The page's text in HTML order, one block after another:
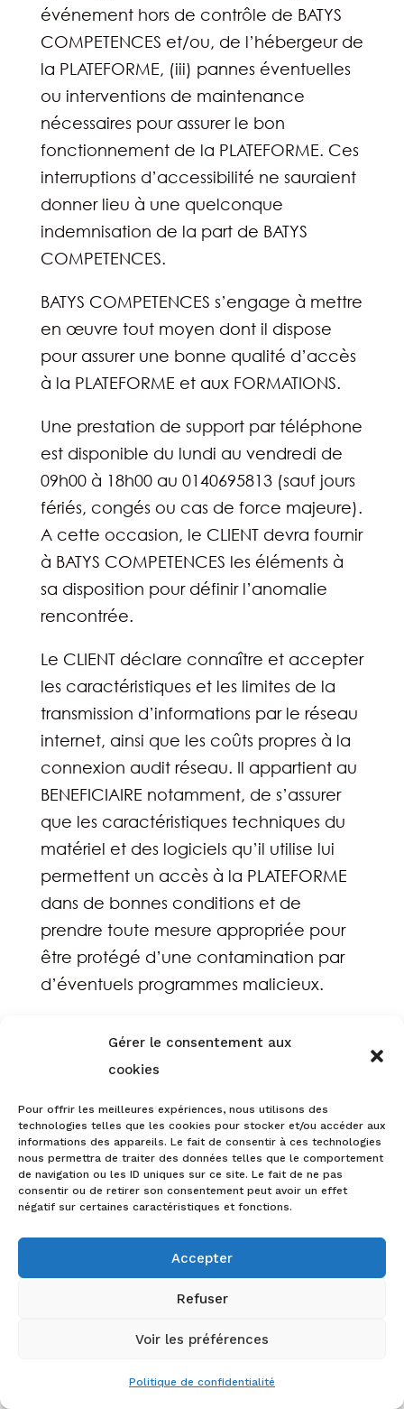
Gérer le consentement aux
cookies
Pour offrir les meilleures expériences, nous utilisons des
technologies telles que les cookies pour stocker et/ou accéder aux
informations des appareils. Le fait de consentir à ces technologies
nous permettra de traiter des données telles que le comportement
de navigation ou les ID uniques sur ce site. Le fait de ne pas
consentir ou de retirer son consentement peut avoir un effet
négatif sur certaines caractéristiques et fonctions.
Accepter
Refuser
Voir les préférences
Politique de confidentialité
événement hors de contrôle de BATYS
COMPETENCES et/ou, de l’hébergeur de
la PLATEFORME, (iii) pannes éventuelles
ou interventions de maintenance
nécessaires pour assurer le bon
fonctionnement de la PLATEFORME. Ces
interruptions d’accessibilité ne sauraient
donner lieu à une quelconque
indemnisation de la part de BATYS
COMPETENCES.
BATYS COMPETENCES s’engage à mettre
en œuvre tout moyen dont il dispose
pour assurer une bonne qualité d’accès
à la PLATEFORME et aux FORMATIONS.
Une prestation de support par téléphone
est disponible du lundi au vendredi de
09h00 à 18h00 au 0140695813 (sauf jours
fériés, congés ou cas de force majeure).
A cette occasion, le CLIENT devra fournir
à BATYS COMPETENCES les éléments à
sa disposition pour définir l’anomalie
rencontrée.
Le CLIENT déclare connaître et accepter
les caractéristiques et les limites de la
transmission d’informations par le réseau
internet, ainsi que les coûts propres à la
connexion audit réseau. Il appartient au
BENEFICIAIRE notamment, de s’assurer
que les caractéristiques techniques du
matériel et des logiciels qu’il utilise lui
permettent un accès à la PLATEFORME
dans de bonnes conditions et de
prendre toute mesure appropriée pour
être protégé d’une contamination par
d’éventuels programmes malicieux.
attribués, le cas échéant, à chaque
Bénéficiaire lui sont strictement
personnels et ne peuvent être
communiqués à un autre BENEFICIAIRE
ou toute autre personne, y compris un
salarié, préposé ou prestataire du CLIENT.
partagées ou mutualisées entre